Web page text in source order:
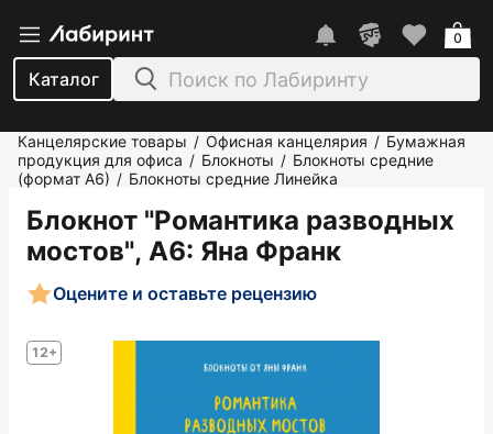
Каталог
0
Канцелярские товары / Офисная канцелярия / Бумажная
продукция для офиса / Блокноты / Блокноты средние
(формат А6) / Блокноты средние Линейка
Блокнот "Романтика разводных
мостов", А6: Яна Франк
12+
Оцените и оставьте рецензию